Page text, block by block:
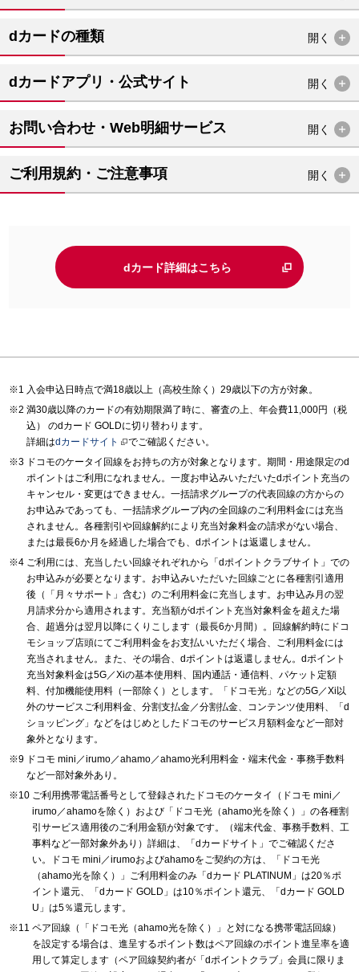
dカードの種類 開く
dカードアプリ・公式サイト 開く
お問い合わせ・Web明細サービス 開く
ご利用規約・ご注意事項 開く
dカード詳細はこちら
入会申込日時点で満18歳以上（高校生除く）29歳以下の方が対象。
満30歳以降のカードの有効期限満了時に、審査の上、年会費11,000円（税
込） のdカード GOLDに切り替わります。
詳細はdカードサイト
でご確認ください。
ドコモのケータイ回線をお持ちの方が対象となります。期間・用途限定のd
ポイントはご利用になれません。一度お申込みいただいたdポイント充当の
キャンセル・変更はできません。一括請求グループの代表回線の方からの
お申込みであっても、一括請求グループ内の全回線のご利用料金には充当
されません。各種割引や回線解約により充当対象料金の請求がない場合、
または最長6か月を経過した場合でも、dポイントは返還しません。
ご利用には、充当したい回線それぞれから「dポイントクラブサイト」での
お申込みが必要となります。お申込みいただいた回線ごとに各種割引適用
後（「月々サポート」含む）のご利用料金に充当します。お申込み月の翌
月請求分から適用されます。充当額がdポイント充当対象料金を超えた場
合、超過分は翌月以降にくりこします（最長6か月間）。回線解約時にドコ
モショップ店頭にてご利用料金をお支払いいただく場合、ご利用料金には
充当されません。また、その場合、dポイントは返還しません。dポイント
充当対象料金は5G／Xiの基本使用料、国内通話・通信料、パケット定額
料、付加機能使用料（一部除く）とします。「ドコモ光」などの5G／Xi以
外のサービスご利用料金、分割支払金／分割払金、コンテンツ使用料、「d
ショッピング」などをはじめとしたドコモのサービス月額料金など一部対
象外となります。
ドコモ mini／irumo／ahamo／ahamo光利用料金・端末代金・事務手数料
など一部対象外あり。
ご利用携帯電話番号として登録されたドコモのケータイ（ドコモ mini／
irumo／ahamoを除く）および「ドコモ光（ahamo光を除く）」の各種割
引サービス適用後のご利用金額が対象です。（端末代金、事務手数料、工
事料など一部対象外あり）詳細は、「dカードサイト」でご確認くださ
い。ドコモ mini／irumoおよびahamoをご契約の方は、「ドコモ光
（ahamo光を除く）」ご利用料金のみ「dカード PLATINUM」は20％ポ
イント還元、「dカード GOLD」は10％ポイント還元、「dカード GOLD
U」は5％還元します。
ペア回線（「ドコモ光（ahamo光を除く）」と対になる携帯電話回線）
を設定する場合は、進呈するポイント数はペア回線のポイント進呈率を適
用して算定します（ペア回線契約者が「dポイントクラブ」会員に限りま